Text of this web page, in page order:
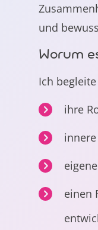
und
Worum
Ich
ihre
einen